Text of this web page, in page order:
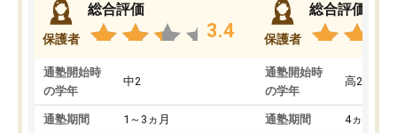
保護者
総合評価
3.4
通塾開始時
の学年
中2
通塾期間 1～3ヵ月
保護者
総合評価
通塾開始時
の学年
高2
通塾期間 4ヵ月～1